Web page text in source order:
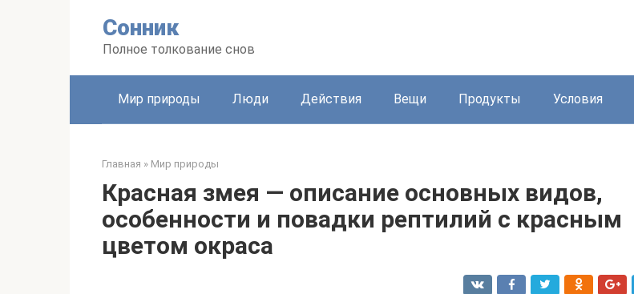
Сонник
Полное толкование снов
Мир природы Люди Действия Вещи Продукты Условия
Главная » Мир природы
Красная змея — описание основных видов,
особенности и повадки рептилий с красным
цветом окраса